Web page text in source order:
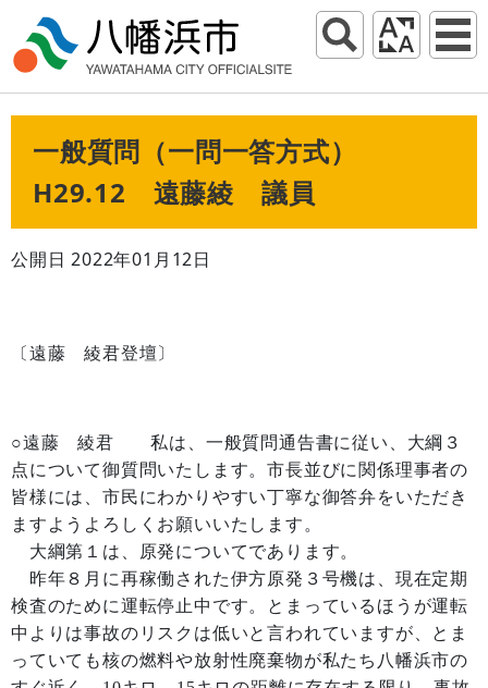
一般質問（一問一答方式）
H29.12 遠藤綾 議員
公開日 2022年01月12日
〔遠藤 綾君登壇〕
○遠藤 綾君 私は、一般質問通告書に従い、大綱３
点について御質問いたします。市長並びに関係理事者の
皆様には、市民にわかりやすい丁寧な御答弁をいただき
ますようよろしくお願いいたします。
大綱第１は、原発についてであります。
昨年８月に再稼働された伊方原発３号機は、現在定期
検査のために運転停止中です。とまっているほうが運転
中よりは事故のリスクは低いと言われていますが、とま
っていても核の燃料や放射性廃棄物が私たち八幡浜市の